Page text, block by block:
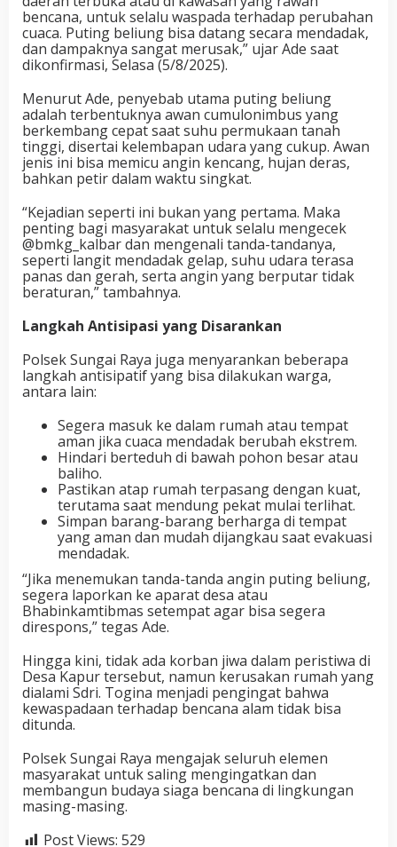
bencana, untuk selalu waspada terhadap perubahan
cuaca. Puting beliung bisa datang secara mendadak,
dan dampaknya sangat merusak,” ujar Ade saat
dikonfirmasi, Selasa (5/8/2025).
Menurut Ade, penyebab utama puting beliung
adalah terbentuknya awan cumulonimbus yang
berkembang cepat saat suhu permukaan tanah
tinggi, disertai kelembapan udara yang cukup. Awan
jenis ini bisa memicu angin kencang, hujan deras,
bahkan petir dalam waktu singkat.
“Kejadian seperti ini bukan yang pertama. Maka
penting bagi masyarakat untukselalu mengecek
@bmkg_kalbar dan mengenali tanda-tandanya,
seperti langit mendadak gelap, suhu udara terasa
panas dan gerah, serta angin yang berputar tidak
beraturan,” tambahnya.
Langkah Antisipasi yang Disarankan
Polsek Sungai Raya juga menyarankan beberapa
langkah antisipatif yang bisa dilakukan warga,
antara lain:
Segera masuk ke dalam rumah atau tempat
aman jika cuaca mendadak berubah ekstrem.
Hindari berteduh di bawah pohon besar atau
baliho.
Pastikan atap rumah terpasang dengan kuat,
terutama saat mendung pekat mulai terlihat.
Simpan barang-barang berharga di tempat
yang aman dan mudah dijangkau saat evakuasi
mendadak.
“Jika menemukan tanda-tanda angin puting beliung,
segera laporkan ke aparat desa atau
Bhabinkamtibmas setempat agar bisa segera
direspons,” tegas Ade.
Hingga kini, tidak ada korban jiwa dalam peristiwa di
Desa Kapur tersebut, namun kerusakan rumah yang
dialami Sdri. Togina menjadi pengingat bahwa
kewaspadaan terhadap bencana alam tidak bisa
ditunda.
Polsek Sungai Raya mengajak seluruh elemen
masyarakat untuk saling mengingatkan dan
membangun budaya siaga bencana di lingkungan
masing-masing.
Post Views: 529